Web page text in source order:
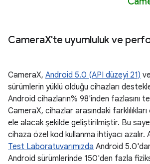
CameraX'te uyumluluk ve
CameraX, Android 5.0 (API düzeyi 21)
sürümlerin yüklü olduğu cihazları
Android cihazların% 98'inden fazlasını
CameraX, cihazlar arasındaki
ele alacak şekilde geliştirilmiştir. Bu
cihaza özel kod kullanma ihtiyacı azalır.
Test Laboratuvarımızda Android
Android sürümlerinde 150'den fazla